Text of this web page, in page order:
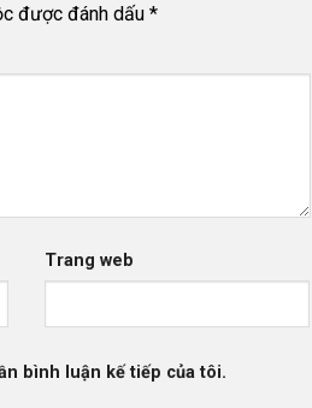
được đánh dấu *
Trang web
bình luận kế tiếp của tôi.